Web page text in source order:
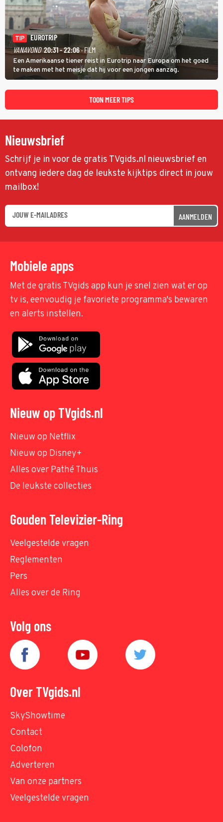
TIP
EUROTRIP
VANAVOND 20:31 - 22:06· FILM
Een Amerikaanse tiener reist in Eurotrip naar Europa om het goed
te maken met het meisje dat hij voor een jongen aanzag.
TOON MEER TIPS
Nieuwsbrief
Schrijf je in voor de gratis TVgids.nl nieuwsbrief en
ontvang iedere dag de leukste kijktips direct in jouw
mailbox!
AANMELDEN
Mobiele apps
Met de gratis TVgids app kun je snel zien wat er op
tv is, eenvoudig je favoriete programma's bewaren
en alerts instellen.
Nieuw op TVgids.nl
Nieuw op Netflix
Nieuw op Disney+
Alles over Pathé Thuis
De leukste collecties
Gouden Televizier-Ring
Veelgestelde vragen
Reglementen
Pers
Alles over de Ring
Volg ons
Over TVgids.nl
SkyShowtime
Contact
Colofon
Adverteren
Van onze partners
Veelgestelde vragen